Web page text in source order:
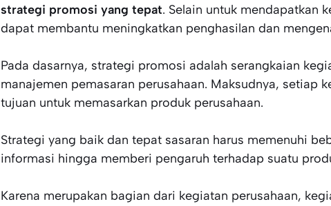
strategi promosi yang tepat. Selain untuk mendapatkan
dapat membantu meningkatkan penghasilan dan
Pada dasarnya, strategi promosi adalah serangkaian
manajemen pemasaran perusahaan. Maksudnya, setiap
tujuan untuk memasarkan produk perusahaan.
Strategi yang baik dan tepat sasaran harus memenuhi
informasi hingga memberi pengaruh terhadap suatu
Karena merupakan bagian dari kegiatan perusahaan,